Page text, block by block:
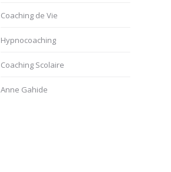
Coaching de Vie
Hypnocoaching
Coaching Scolaire
Anne Gahide